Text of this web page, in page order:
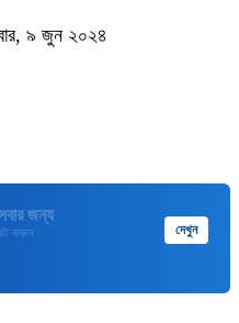
৯ জুন ২০২৪
দেখুন